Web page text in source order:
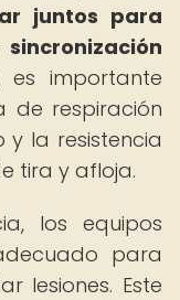
juntos para
es importante
de respiración
la resistencia
tira y afloja.
los equipos
para
lesiones. Este